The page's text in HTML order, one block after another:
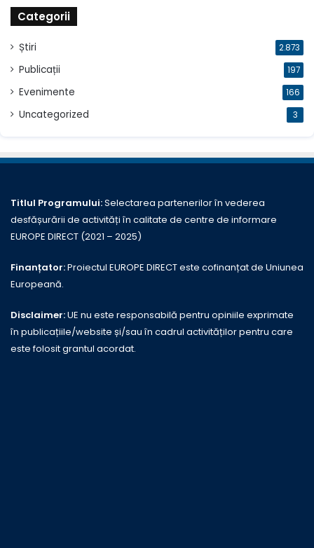
Categorii
Știri 2.873
Publicații 197
Evenimente 166
Uncategorized 3
Titlul Programului:Selectarea partenerilor în vederea
desfășurării de activități în calitate de centre de informare
EUROPE DIRECT (2021 – 2025)
Finanțator:Proiectul EUROPE DIRECT este cofinanțat de Uniunea
Europeană.
Disclaimer:UE nu este responsabilă pentru opiniile exprimate
în publicațiile/website și/sau în cadrul activităților pentru care
este folosit grantul acordat.